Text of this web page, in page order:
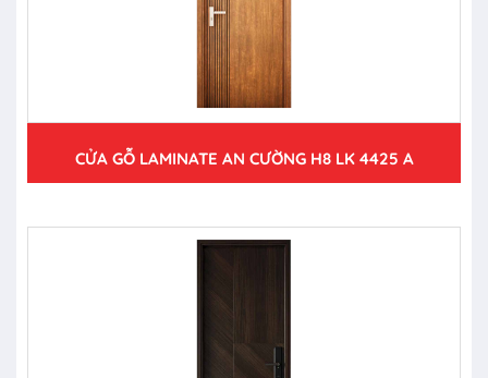
CỬA GỖ LAMINATE AN CƯỜNG H8 LK 4425 A